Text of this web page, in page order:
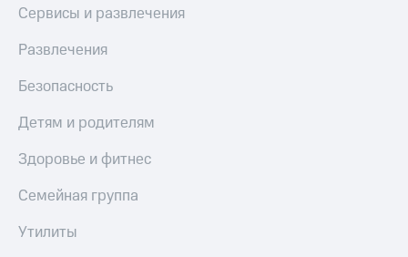
Сервисы и развлечения
Развлечения
Безопасность
Детям и родителям
Здоровье и фитнес
Семейная группа
Утилиты